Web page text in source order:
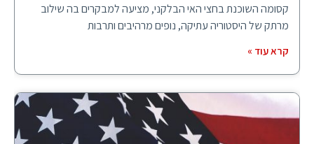
קסומה השוכנת בחצי האי הבלקני, מציעה למבקרים בה שילוב
מרתק של היסטוריה עתיקה, נופים מרהיבים ותרבות
קרא עוד »